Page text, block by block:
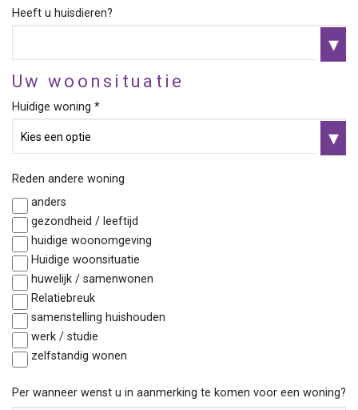
Heeft u huisdieren?
Uw woonsituatie
Huidige woning *
Reden andere woning
anders
gezondheid / leeftijd
huidige woonomgeving
Huidige woonsituatie
huwelijk / samenwonen
Relatiebreuk
samenstelling huishouden
werk / studie
zelfstandig wonen
Per wanneer wenst u in aanmerking te komen voor een woning?